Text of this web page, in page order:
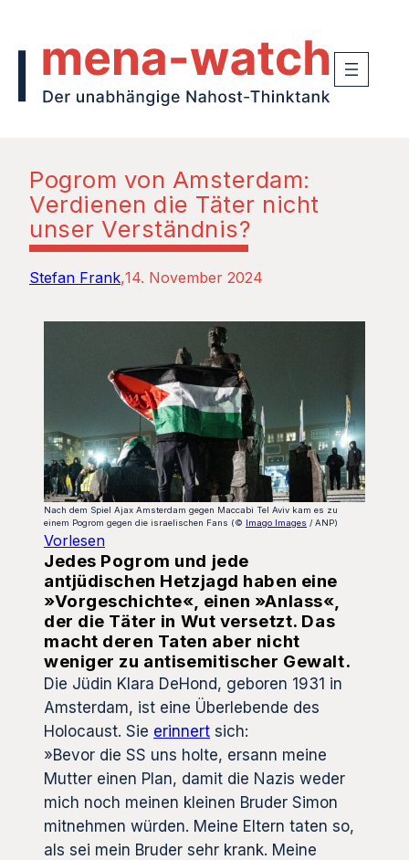
Pogrom von Amsterdam:
Verdienen die Täter nicht
unser Verständnis?
Stefan Frank 14. November 2024
Nach dem Spiel Ajax Amsterdam gegen Maccabi Tel Aviv kam es zu
einem Pogrom gegen die israelischen Fans (© Imago Images / ANP)
Vorlesen
Jedes Pogrom und jede
antjüdischen Hetzjagd haben eine
»Vorgeschichte«, einen »Anlass«,
der die Täter in Wut versetzt. Das
macht deren Taten aber nicht
weniger zu antisemitischer Gewalt.
Die Jüdin Klara DeHond, geboren 1931 in
Amsterdam, ist eine Überlebende des
Holocaust. Sie erinnert sich:
»Bevor die SS uns holte, ersann meine
Mutter einen Plan, damit die Nazis weder
mich noch meinen kleinen Bruder Simon
mitnehmen würden. Meine Eltern taten so,
als sei mein Bruder sehr krank. Meine